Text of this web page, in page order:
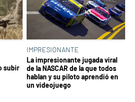
subir
IMPRESIONANTE
La impresionante jugada viral
de la NASCAR de la que todos
hablan y su piloto aprendió en
un videojuego